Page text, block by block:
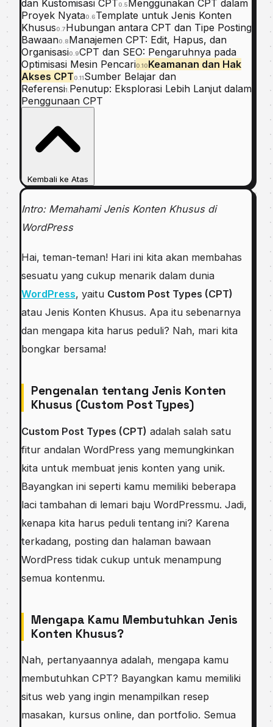
dan Kustomisasi CPT0.5 Menggunakan CPT dalam
Proyek Nyata0.6Template untuk Jenis Konten
Khusus0.7Hubungan antara CPT dan Tipe Posting
Bawaan0.8Manajemen CPT: Edit, Hapus, dan
Organisasi0.9CPT dan SEO: Pengaruhnya pada
Optimisasi Mesin Pencari0.10Keamanan dan Hak
Akses CPT0.11Sumber Belajar dan
Referensi1.Penutup: Eksplorasi Lebih Lanjut dalam
Penggunaan CPT
Kembali ke Atas
Intro: Memahami Jenis Konten Khusus di
WordPress
Hai, teman-teman! Hari ini kita akan membahas
sesuatu yang cukup menarik dalam dunia
WordPress, yaitu Custom Post Types (CPT)
atau Jenis Konten Khusus. Apa itu sebenarnya
dan mengapa kita harus peduli? Nah, mari kita
bongkar bersama!
Pengenalan tentang Jenis Konten
Khusus (Custom Post Types)
Custom Post Types (CPT) adalah salah satu
fitur andalan WordPress yang memungkinkan
kita untuk membuat jenis konten yang unik.
Bayangkan ini seperti kamu memiliki beberapa
laci tambahan di lemari baju WordPressmu. Jadi,
kenapa kita harus peduli tentang ini? Karena
terkadang, posting dan halaman bawaan
WordPress tidak cukup untuk menampung
semua kontenmu.
Mengapa Kamu Membutuhkan Jenis
Konten Khusus?
Nah, pertanyaannya adalah, mengapa kamu
membutuhkan CPT? Bayangkan kamu memiliki
situs web yang ingin menampilkan resep
masakan, kursus online, dan portfolio. Semua